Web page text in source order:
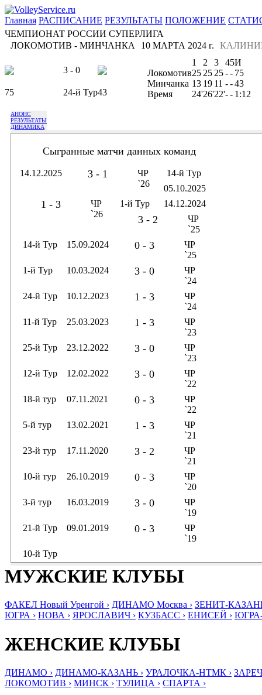
Главная РАСПИСАНИЕ РЕЗУЛЬТАТЫ ПОЛОЖЕНИЕ
ЧЕМПИОНАТ РОССИИ СУПЕРЛИГА
ЛОКОМОТИВ - МИНЧАНКА
10 МАРТА 2024 г.
3 - 0
75 24-й Тур43
1 2 3 45И
Локомотив25 25 25-- 75
Минчанка 13 19 11 --43
Время
24'26'22'-- 1:12
АНОНС
РЕЗУЛЬТАТЫ
ДИНАМИКА
Сыгранные матчи данных команд
14.12.2025 3 - 1
ЧР
`26
14-й Тур
05.10.2025
1 - 3
ЧР
`26
1-й Тур 14.12.2024
3 - 2
ЧР
`25
14-й Тур
15.09.2024 0 - 3
ЧР
`25
1-й Тур
10.03.2024 3 - 0
ЧР
`24
24-й Тур
10.12.2023 1 - 3
ЧР
`24
11-й Тур
25.03.2023 1 - 3
ЧР
`23
25-й Тур
23.12.2022 3 - 0
ЧР
`23
12-й Тур
12.02.2022 3 - 0
ЧР
`22
18-й тур
07.11.2021 0 - 3
ЧР
`22
5-й тур
13.02.2021 1 - 3
ЧР
`21
23-й тур
17.11.2020 3 - 2
ЧР
`21
10-й тур
26.10.2019 0 - 3
ЧР
`20
3-й тур
16.03.2019 3 - 0
ЧР
`19
21-й Тур
09.01.2019 0 - 3
ЧР
`19
10-й Тур
МУЖСКИЕ КЛУБЫ
ФАКЕЛ Новый Уренгой › ДИНАМО Москва › ЗЕНИТ-
ЮГРА › НОВА › ЯРОСЛАВИЧ › КУЗБАСС › ЕНИСЕЙ ›
ЖЕНСКИЕ КЛУБЫ
ДИНАМО › ДИНАМО-КАЗАНЬ › УРАЛОЧКА-НТМК ›
ЛОКОМОТИВ › МИНСК › ТУЛИЦА › СПАРТА ›